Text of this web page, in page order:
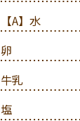
【A】水
卵
牛乳
塩